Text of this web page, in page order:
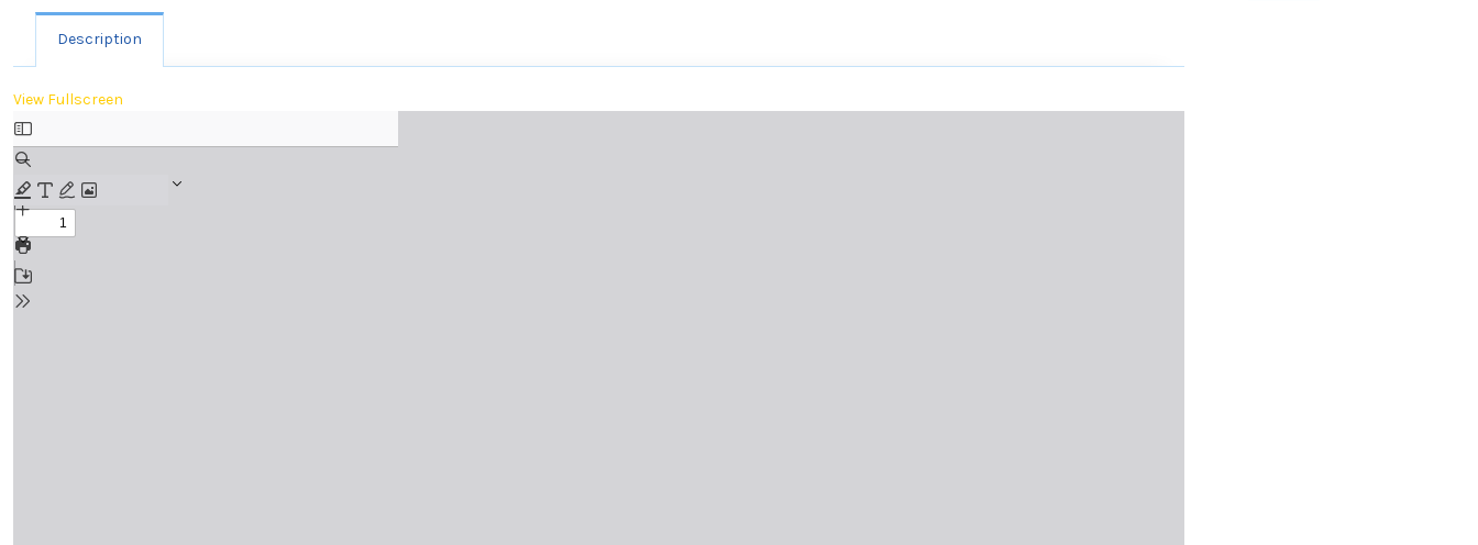
Description
View Fullscreen
Aller
au
contenu
PDF